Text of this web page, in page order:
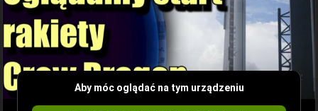
Aby móc oglądać na tym urządzeniu